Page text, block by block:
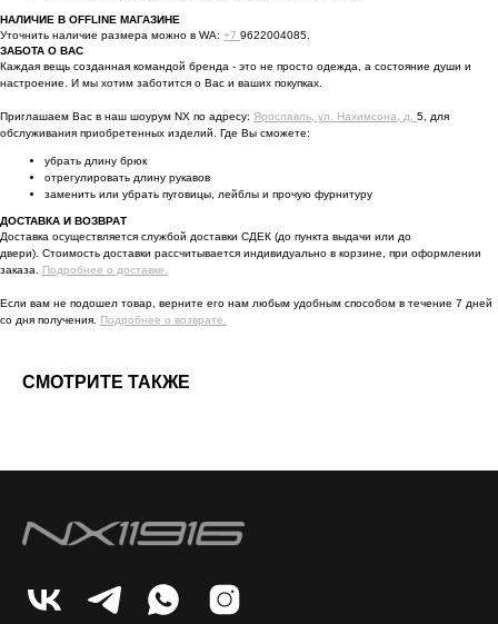
НАЛИЧИЕ В OFFLINE МАГАЗИНЕ
Уточнить наличие размера можно в WA: +7 9622004085.
ЗАБОТА О ВАС
Каждая вещь созданная командой бренда - это не просто одежда, а состояние души и
настроение. И мы хотим заботится о Вас и ваших покупках.
Приглашаем Вас в наш шоурум NX по адресу: Ярославль, ул. Нахимсона, д. 5, для
обслуживания приобретенных изделий. Где Вы сможете:
убрать длину брюк
отрегулировать длину рукавов
заменить или убрать пуговицы, лейблы и прочую фурнитуру
ДОСТАВКА И ВОЗВРАТ
Доставка осуществляется службой доставки СДЕК (до пункта выдачи или до
двери). Стоимость доставки рассчитывается индивидуально в корзине, при оформлении
заказа. Подробнее о доставке.
Если вам не подошел товар, верните его нам любым удобным способом в течение 7 дней
со дня получения. Подробнее о возврате.
СМОТРИТЕ ТАКЖЕ